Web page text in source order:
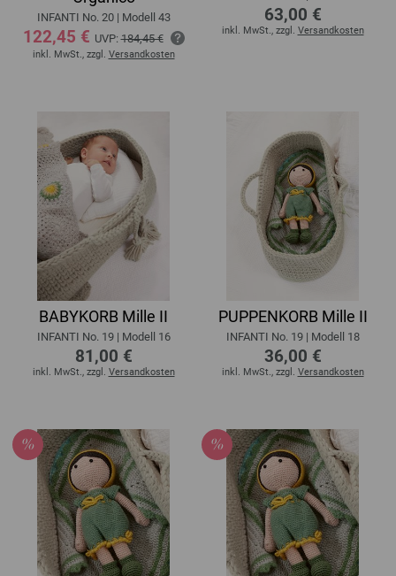
INFANTI No. 20 | Modell 43
122,45 € UVP:184,45 €
inkl. MwSt., zzgl. Versandkosten
63,00 €
inkl. MwSt., zzgl. Versandkosten
BABYKORB Mille II
INFANTI No. 19 | Modell 16
81,00 €
inkl. MwSt., zzgl. Versandkosten
PUPPENKORB Mille II
INFANTI No. 19 | Modell 18
36,00 €
inkl. MwSt., zzgl. Versandkosten